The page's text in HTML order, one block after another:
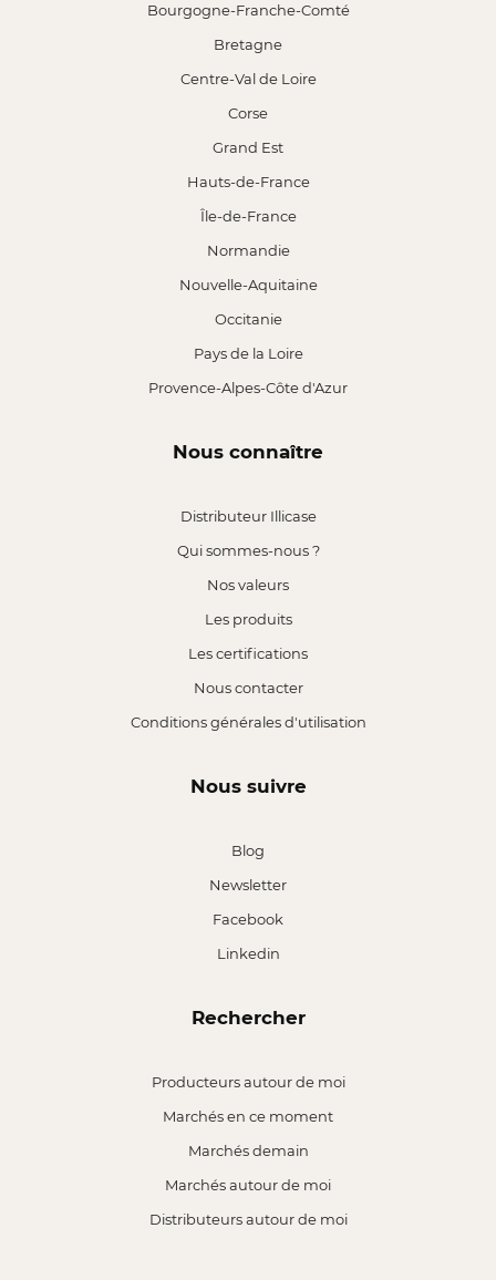
Bourgogne-Franche-Comté
Bretagne
Centre-Val de Loire
Corse
Grand Est
Hauts-de-France
Île-de-France
Normandie
Nouvelle-Aquitaine
Occitanie
Pays de la Loire
Provence-Alpes-Côte d'Azur
Nous connaître
Distributeur Illicase
Qui sommes-nous ?
Nos valeurs
Les produits
Les certifications
Nous contacter
Conditions générales d'utilisation
Nous suivre
Blog
Newsletter
Facebook
Linkedin
Rechercher
Producteurs autour de moi
Marchés en ce moment
Marchés demain
Marchés autour de moi
Distributeurs autour de moi